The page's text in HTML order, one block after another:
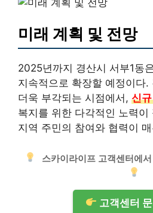
미래 계획 및 전망
2025년까지 경산시 서부1동
지속적으로 확장할 예정이다.
더욱 부각되는 시점에서, 신
복지를 위한 다각적인 노력
지역 주민의 참여와 협력이
스카이라이프 고객센터에
고객센터